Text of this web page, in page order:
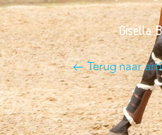
Gisella
Terug naar